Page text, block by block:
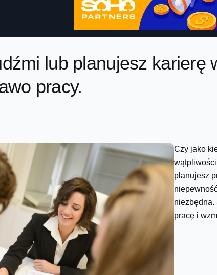
lub planujesz karierę
pracy.
Czy jako
planujesz
niezbędna.
pracę i